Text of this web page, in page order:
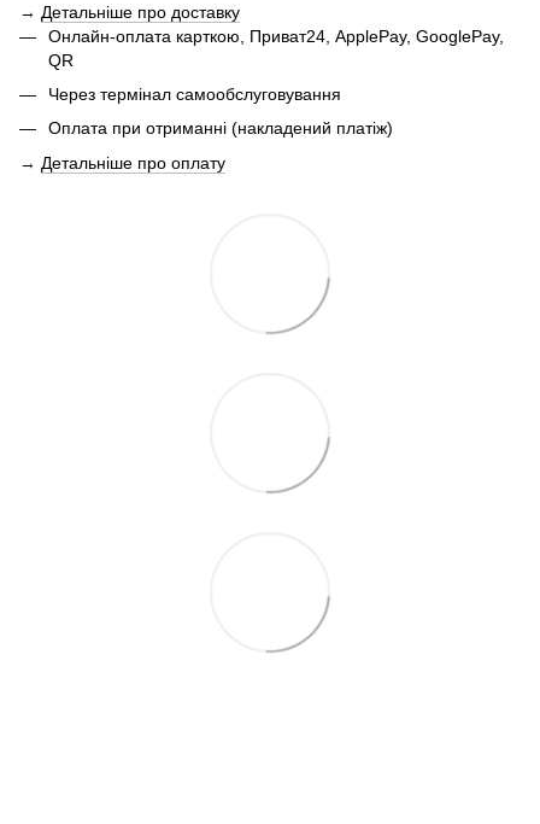
→ Детальніше про доставку
Онлайн-оплата карткою, Приват24, ApplePay, GooglePay,
QR
Через термінал самообслуговування
Оплата при отриманні (накладений платіж)
→ Детальніше про оплату